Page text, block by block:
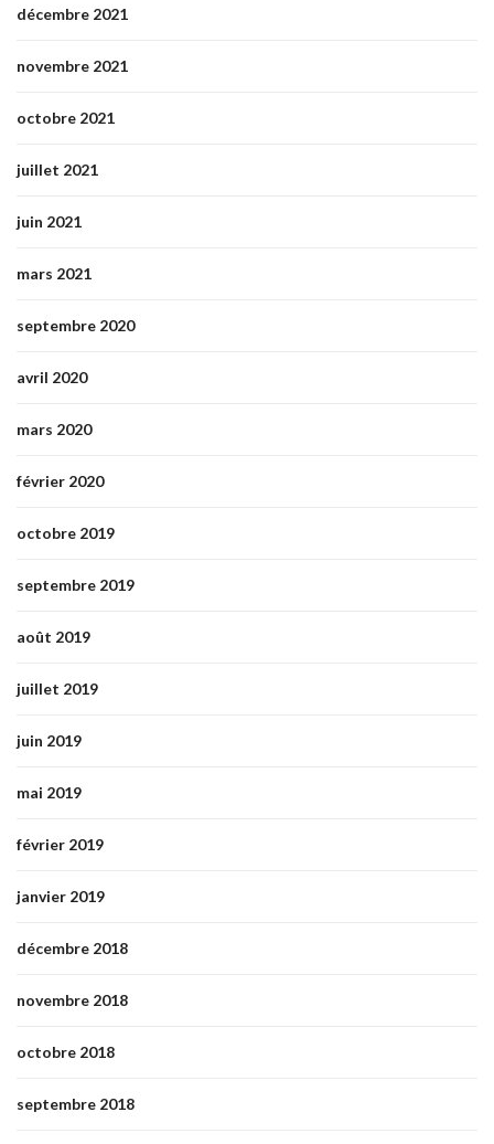
décembre 2021
novembre 2021
octobre 2021
juillet 2021
juin 2021
mars 2021
septembre 2020
avril 2020
mars 2020
février 2020
octobre 2019
septembre 2019
août 2019
juillet 2019
juin 2019
mai 2019
février 2019
janvier 2019
décembre 2018
novembre 2018
octobre 2018
septembre 2018